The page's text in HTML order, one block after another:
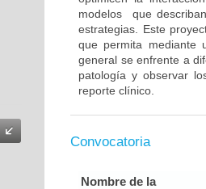
modelos que
estrategias. Este
que permita mediante
general se enfrente a
patología y observar
reporte clínico.
Convocatoria
Nombre de la